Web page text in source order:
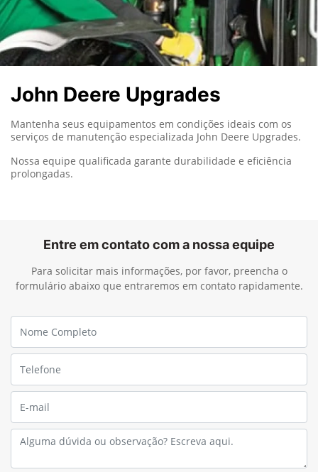
John Deere Upgrades
Mantenha seus equipamentos em condições ideais com os
serviços de manutenção especializada John Deere Upgrades.
Nossa equipe qualificada garante durabilidade e eficiência
prolongadas.
Entre em contato com a nossa equipe
Para solicitar mais informações, por favor, preencha o
formulário abaixo que entraremos em contato rapidamente.